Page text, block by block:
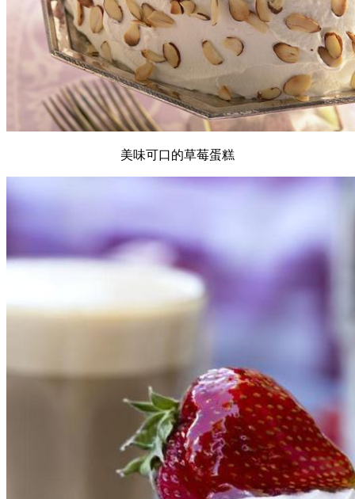
美味可口的草莓蛋糕